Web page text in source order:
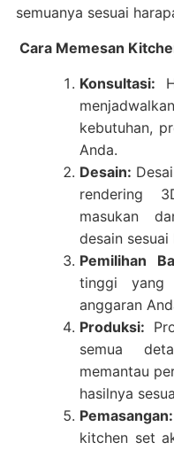
semuanya sesuai
Cara Memesan
Konsultasi:
kebutuhan,
Anda.
Desain:
rendering
masukan
desain sesuai
Pemilihan
tinggi yang
anggaran
Produksi:
semua
memantau
hasilnya
Pemasangan:
kitchen set